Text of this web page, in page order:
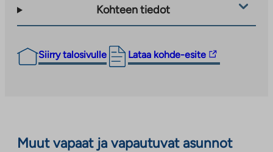
Kohteen tiedot
Siirry talosivulle Lataa kohde-esite
Linkki
vie
uuteen
Muut vapaat ja vapautuvat asunnot